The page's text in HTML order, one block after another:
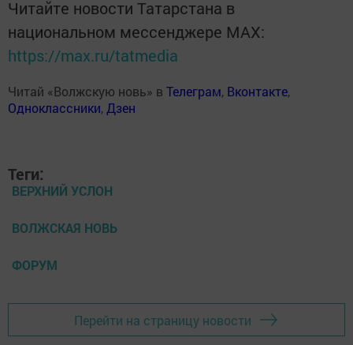
Читайте новости Татарстана в
национальном мессенджере MАХ:
https://max.ru/tatmedia
Читай «Волжскую новь» в Телеграм, Вконтакте,
Одноклассники, Дзен
Теги:
ВЕРХНИЙ УСЛОН
ВОЛЖСКАЯ НОВЬ
ФОРУМ
Перейти на страницу новости